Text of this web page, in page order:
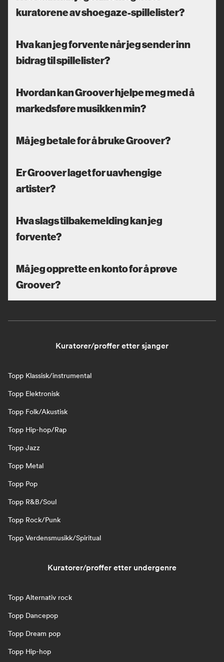
kuratorene av shoegaze-spillelister?
Hva kan jeg forvente når jeg sender inn
bidrag til spillelister?
Hvordan kan Groover hjelpe meg med å
markedsføre musikken min?
Må jeg betale for å bruke Groover?
Er Groover laget for uavhengige
artister?
Hva slags tilbakemelding kan jeg
forvente?
Må jeg opprette en konto for å prøve
Groover?
Kuratorer/proffer etter sjanger
Topp Klassisk/instrumental
Topp Elektronisk
Topp Folk/Akustisk
Topp Hip-hop/Rap
Topp Jazz
Topp Metal
Topp Pop
Topp R&B/Soul
Topp Rock/Punk
Topp Verdensmusikk/Spiritual
Kuratorer/proffer etter undergenre
Topp Alternativ rock
Topp Dancepop
Topp Dream pop
Topp Hip-hop